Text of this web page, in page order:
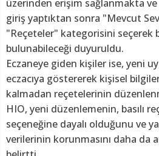
üzerinden erişim sağlanmakta ve
giriş yaptıktan sonra "Mevcut
"Reçeteler" kategorisini seçerek
bulunabileceği duyuruldu.
Eczaneye giden kişiler ise, yeni
eczacıya göstererek kişisel
kalmadan reçetelerinin
HIO, yeni düzenlemenin, basılı
seçeneğine dayalı olduğunu ve
verilerinin korunmasını daha da